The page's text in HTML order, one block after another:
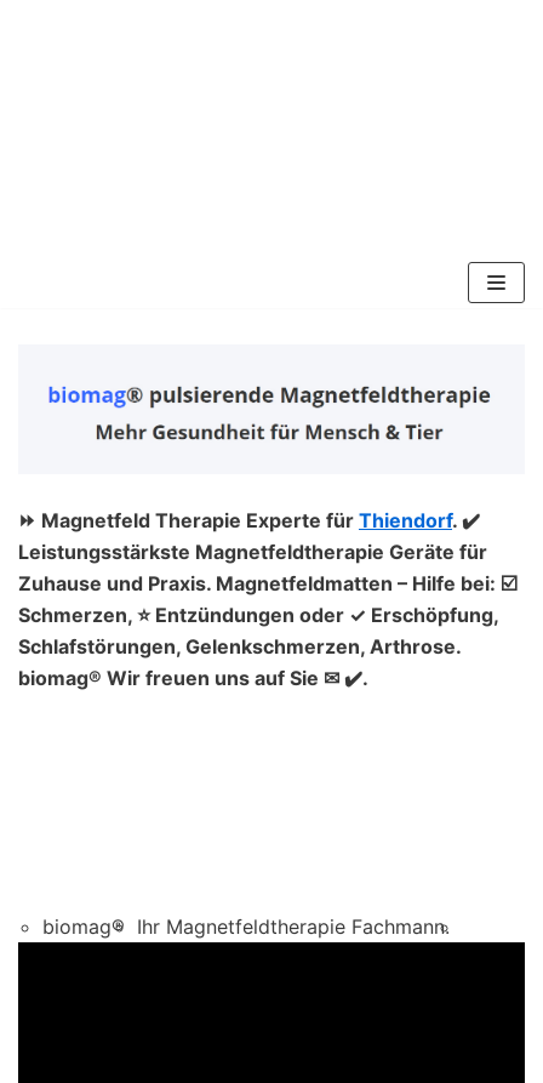
springen
⏩ Magnetfeld Therapie Experte für Thiendorf. ✔️
Leistungsstärkste Magnetfeldtherapie Geräte für
Zuhause und Praxis. Magnetfeldmatten – Hilfe bei: ☑️
Schmerzen, ⭐ Entzündungen oder ✓ Erschöpfung,
Schlafstörungen, Gelenkschmerzen, Arthrose.
biomag® Wir freuen uns auf Sie ✉ ✔️.
biomag® Ihr Magnetfeldtherapie Fachmann.